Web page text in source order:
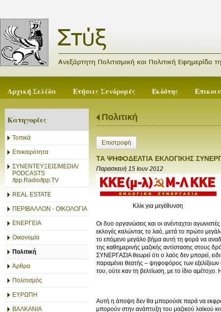
Αρχική Σελίδα Ετήσιες Συνδρομές Εκδότης
Κατηγορίες
Τοπικά
Επικαιρότητα
ΣΥΝΕΝΤΕΥΞΕΙΣ/MEDIA/
PODCASTS
/tpp.Radio/tpp.TV
REAL ESTATE
ΠΕΡΙΒΑΛΛΟΝ - ΟΙΚΟΛΟΓΙΑ
ΕΝΕΡΓΕΙΑ
Οικονομία
Πολιτική
Άρθρα
Πολιτισμός
ΕΥΡΩΠΗ
ΒΑΛΚΑΝΙΑ
Πολιτική
Επιστροφή
ΤΑ ΨΗΦΟΔΕΛΤΙΑ ΕΚΛΟΓΙΚΗΣ
Παρασκευή 15 Ιουν 2012
Κλίκ για μεγέθυνση
Οι δυο οργανώσεις και οι ανένταχτοι
εκλογές καλώντας το λαό, μετά το πρώτο
το επόμενο μεγάλο βήμα αυτή τη φορά να
της καθημερινής μαζικής αντίστασης στους
ΣΥΝΕΡΓΑΣΙΑ θεωρεί ότι ο λαός δεν μπορεί,
παραμένει θεατής – ψηφοφόρος των
του, ούτε καν τη βελτίωση, με το ίδιο
Αυτή η άποψη δεν θα μπορούσε παρά να
μπορούν στην ανάπτυξη του μαζικού λαϊκού